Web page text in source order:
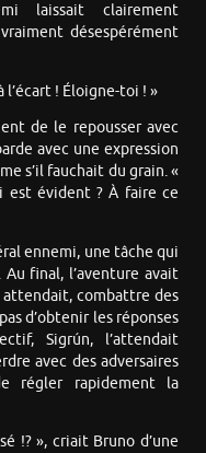
laissait clairement
désespérément
l’écart ! Éloigne-toi ! »
de le repousser avec
avec une expression
s’il fauchait du grain. «
est évident ? À faire ce
ennemi, une tâche qui
final, l’aventure avait
combattre des
d’obtenir les réponses
Sigrún, l’attendait
avec des adversaires
régler rapidement la
!? », criait Bruno d’une